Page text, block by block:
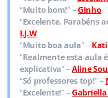
“Muito bom!” –Ginho
“Excelente. Parabéns
I.J.W
“Muito boa aula” –
“Realmente esta aula
explicativa” –Aline
“Só professores top!” –
“Excelente!” –